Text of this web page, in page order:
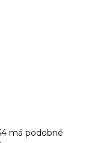
má podobné